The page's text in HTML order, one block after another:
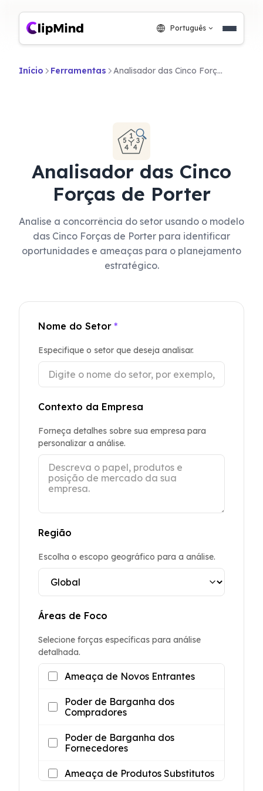
Português
Início Ferramentas Analisador das Cinco Forças de Porter
Analisador das Cinco
Forças de Porter
Analise a concorrência do setor usando o modelo
das Cinco Forças de Porter para identificar
oportunidades e ameaças para o planejamento
estratégico.
Nome do Setor *
Especifique o setor que deseja analisar.
Contexto da Empresa
Forneça detalhes sobre sua empresa para
personalizar a análise.
Região
Escolha o escopo geográfico para a análise.
Áreas de Foco
Selecione forças específicas para análise
detalhada.
Ameaça de Novos Entrantes
Poder de Barganha dos
Compradores
Poder de Barganha dos
Fornecedores
Ameaça de Produtos Substitutos